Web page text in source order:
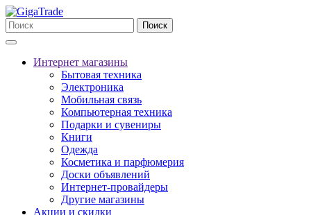
Поиск
Интернет магазины
Бытовая техника
Электроника
Мобильная связь
Компьютерная техника
Подарки и сувениры
Книги
Одежда
Косметика и парфюмерия
Доски объявлений
Интернет-провайдеры
Другие магазины
Акции и скидки